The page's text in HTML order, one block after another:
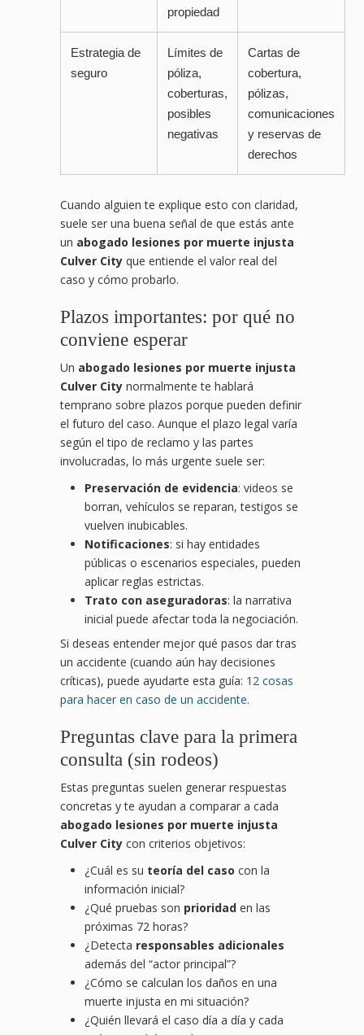
propiedad
Estrategia de
seguro
Límites de
póliza,
coberturas,
posibles
negativas
Cartas de
cobertura,
pólizas,
comunicaciones
y reservas de
derechos
Cuando alguien te explique esto con claridad,
suele ser una buena señal de que estás ante
un abogado lesiones por muerte injusta
Culver City que entiende el valor real del
caso y cómo probarlo.
Plazos importantes: por qué no
conviene esperar
Un abogado lesiones por muerte injusta
Culver City normalmente te hablará
temprano sobre plazos porque pueden definir
el futuro del caso. Aunque el plazo legal varía
según el tipo de reclamo y las partes
involucradas, lo más urgente suele ser:
Preservación de evidencia: videos se
borran, vehículos se reparan, testigos se
vuelven inubicables.
Notificaciones: si hay entidades
públicas o escenarios especiales, pueden
aplicar reglas estrictas.
Trato con aseguradoras: la narrativa
inicial puede afectar toda la negociación.
Si deseas entender mejor qué pasos dar tras
un accidente (cuando aún hay decisiones
críticas), puede ayudarte esta guía: 12 cosas
para hacer en caso de un accidente.
Preguntas clave para la primera
consulta (sin rodeos)
Estas preguntas suelen generar respuestas
concretas y te ayudan a comparar a cada
abogado lesiones por muerte injusta
Culver City con criterios objetivos:
¿Cuál es su teoría del caso con la
información inicial?
¿Qué pruebas son prioridad en las
próximas 72 horas?
¿Detecta responsables adicionales
además del “actor principal”?
¿Cómo se calculan los daños en una
muerte injusta en mi situación?
¿Quién llevará el caso día a día y cada